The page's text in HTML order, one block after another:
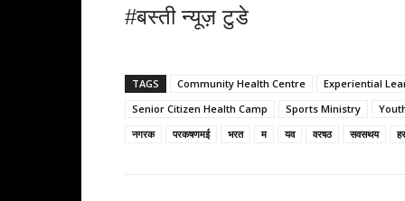
#बस्ती न्यूज़ टुडे
TAGS Community Health Centre
Experiential
Senior Citizen Health Camp
Sports Ministry
नगरक
परकषणमई भरत म यव वरषठ सवसथय